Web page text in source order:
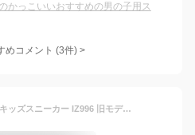
かっこいいおすすめの男の子用ス
めコメント (3件) >
[ニューバランス] ベビー/キッズスニーカー IZ996 旧モデル マジックテープ 幅広(W) 男の子 女の子 ブラウン/グレー(MA3) 14.0 cm W